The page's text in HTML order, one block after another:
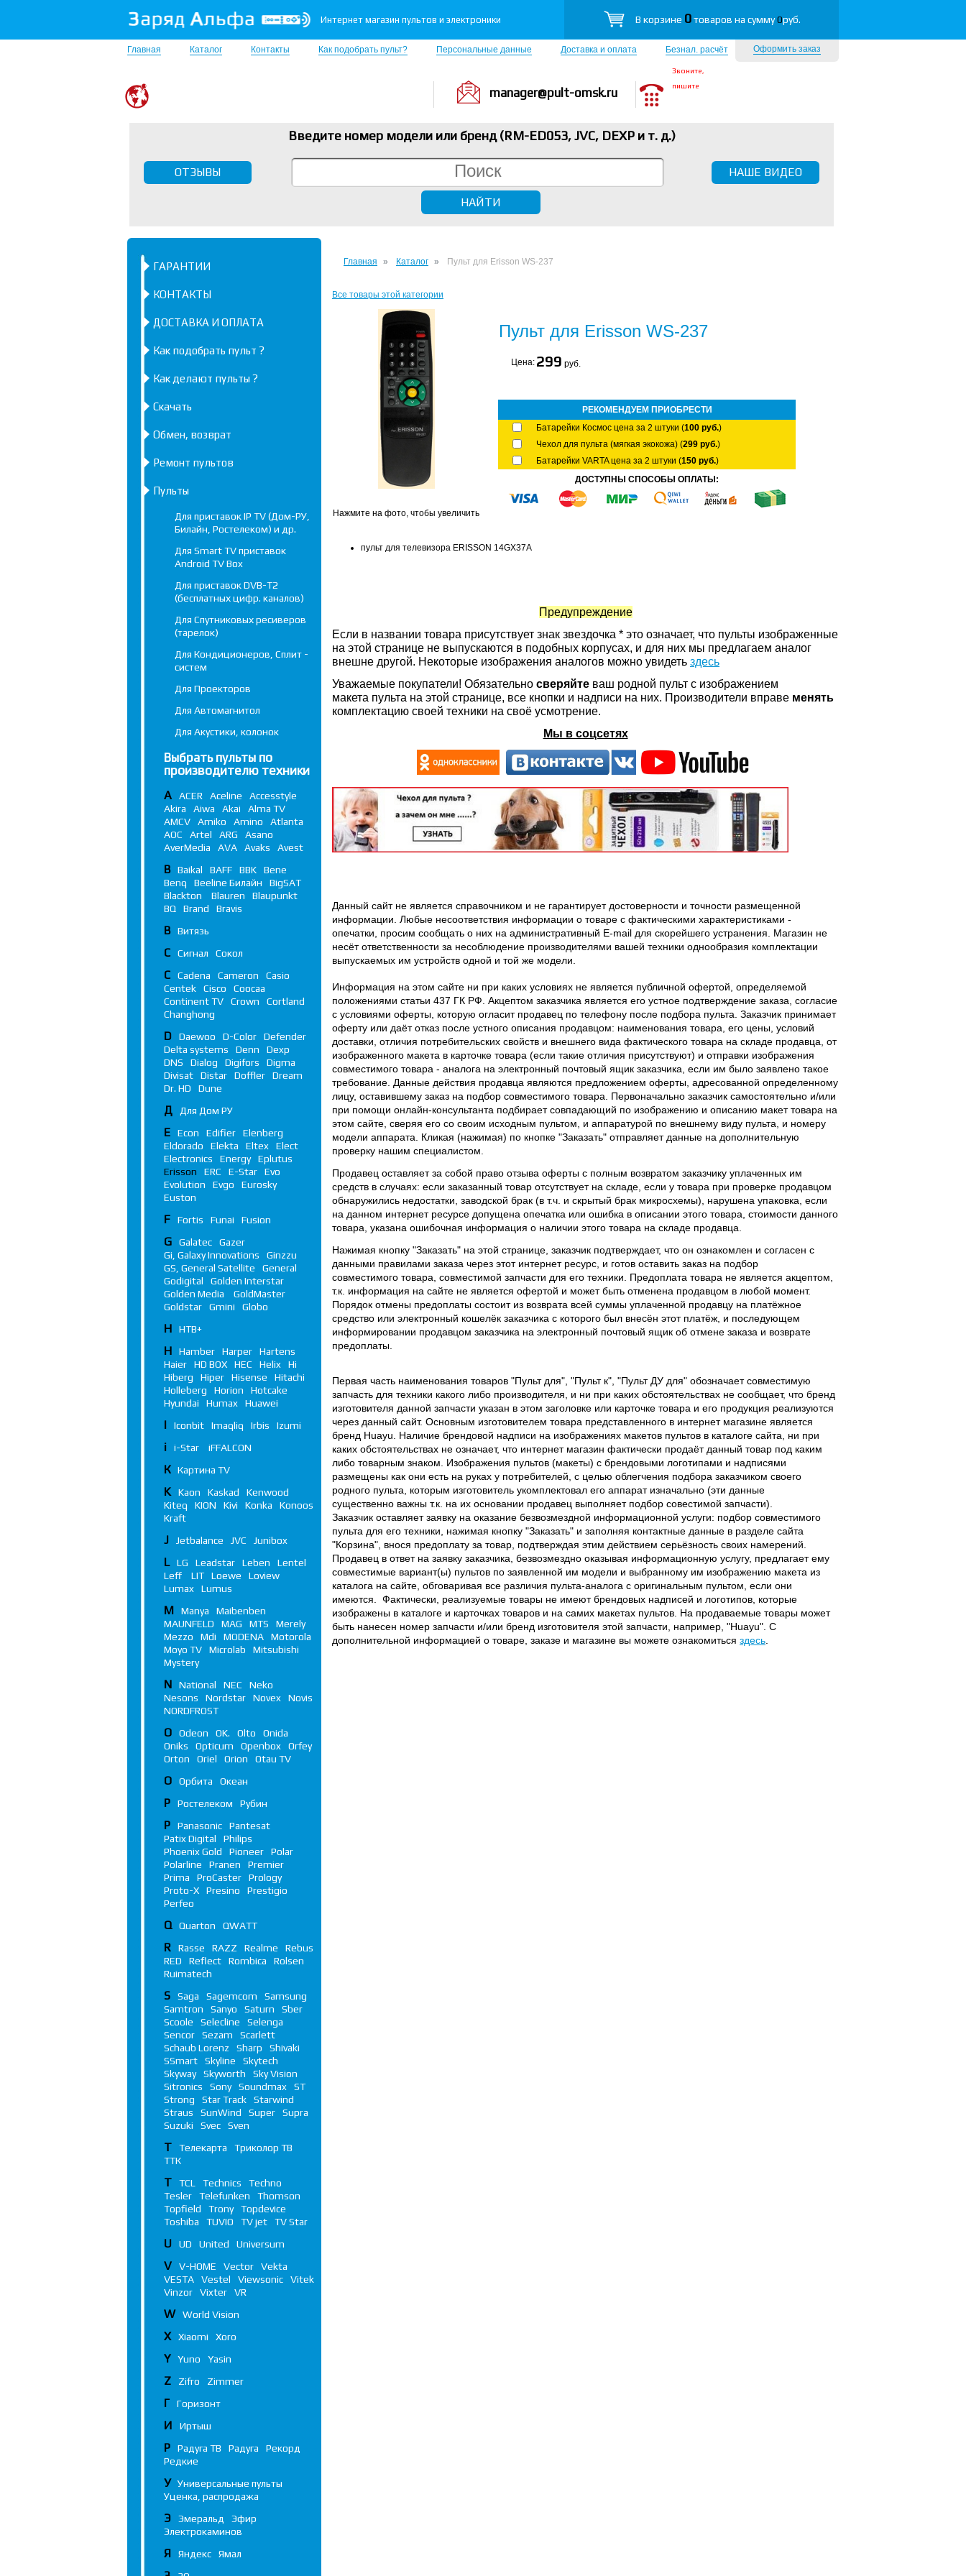
Интернет магазин пультов и электроники В корзине 0товаров на сумму0руб.
Оформить заказ
Главная Каталог Контакты Как подобрать пульт? Персональные данные Доставка и оплата Безнал. расчёт
manager@pult-omsk.ru
Звоните,
пишите
Введите номер модели или бренд (RM-ED053, JVC, DEXP и т. д.)
ОТЗЫВЫ НАШЕ ВИДЕО
Главная Каталог Пульт для Erisson WS-237
Все товары этой категории
Нажмите на фото, чтобы увеличить
Пульт для Erisson WS-237
Цена: 299 руб.
РЕКОМЕНДУЕМ ПРИОБРЕСТИ
Батарейки Космос цена за 2 штуки (100 руб.)
Чехол для пульта (мягкая экокожа) (299 руб.)
Батарейки VARTA цена за 2 штуки (150 руб.)
ДОСТУПНЫ СПОСОБЫ ОПЛАТЫ:
пульт для телевизора ERISSON 14GX37A
Предупреждение
Если в названии товара присутствует знак звездочка * это означает, что пульты изображенные
на этой странице не выпускаются в подобных корпусах, и для них мы предлагаем аналог
внешне другой. Некоторые изображения аналогов можно увидеть здесь
Уважаемые покупатели! Обязательно сверяйте ваш родной пульт с изображением
макета пульта на этой странице, все кнопки и надписи на них. Производители вправе менять
комплектацию своей техники на своё усмотрение.
Мы в соцсетях
Данный сайт не является справочником и не гарантирует достоверности и точности размещенной
информации. Любые несоответствия информации о товаре с фактическими характеристиками -
опечатки, просим сообщать о них на административный E-mail для скорейшего устранения. Магазин не
несёт ответственности за несоблюдение производителями вашей техники однообразия комплектации
выпускаемых им устройств одной и той же модели.
Информация на этом сайте ни при каких условиях не является публичной офертой, определяемой
положениями статьи 437 ГК РФ. Акцептом заказчика является его устное подтверждение заказа, согласие
с условиями оферты, которую огласит продавец по телефону после подбора пульта. Заказчик принимает
оферту или даёт отказ после устного описания продавцом: наименования товара, его цены, условий
доставки, отличия потребительских свойств и внешнего вида фактического товара на складе продавца, от
изображенного макета в карточке товара (если такие отличия присутствуют) и отправки изображения
совместимого товара - аналога на электронный почтовый ящик заказчика, если им было заявлено такое
требование. Данные действия продавца являются предложением оферты, адресованной определенному
лицу, оставившему заказ на подбор совместимого товара. Первоначально заказчик самостоятельно и/или
при помощи онлайн-консультанта подбирает совпадающий по изображению и описанию макет товара на
этом сайте, сверяя его со своим исходным пультом, и аппаратурой по внешнему виду пульта, и номеру
модели аппарата. Кликая (нажимая) по кнопке "Заказать" отправляет данные на дополнительную
проверку нашим специалистом.
Продавец оставляет за собой право отзыва оферты с полным возвратом заказчику уплаченных им
средств в случаях: если заказанный товар отсутствует на складе, если у товара при проверке продавцом
обнаружились недостатки, заводской брак (в т.ч. и скрытый брак микросхемы), нарушена упаковка, если
на данном интернет ресурсе допущена опечатка или ошибка в описании этого товара, стоимости данного
товара, указана ошибочная информация о наличии этого товара на складе продавца.
Нажимая кнопку "Заказать" на этой странице, заказчик подтверждает, что он ознакомлен и согласен с
данными правилами заказа через этот интернет ресурс, и готов оставить заказ на подбор
совместимого товара, совместимой запчасти для его техники. Предоплата товара не является акцептом,
т.к. информация на сайте не является офертой и может быть отменена продавцом в любой момент.
Порядок отмены предоплаты состоит из возврата всей суммы уплаченной продавцу на платёжное
средство или электронный кошелёк заказчика с которого был внесён этот платёж, и последующем
информировании продавцом заказчика на электронный почтовый ящик об отмене заказа и возврате
предоплаты.
Первая часть наименования товаров "Пульт для", "Пульт к", "Пульт ДУ для" обозначает совместимую
запчасть для техники какого либо производителя, и ни при каких обстоятельствах не сообщает, что бренд
изготовителя данной запчасти указан в этом заголовке или карточке товара и его продукция реализуются
через данный сайт. Основным изготовителем товара представленного в интернет магазине является
бренд Huayu. Наличие брендовой надписи на изображениях макетов пультов в каталоге сайта, ни при
каких обстоятельствах не означает, что интернет магазин фактически продаёт данный товар под каким
либо товарным знаком. Изображения пультов (макеты) с брендовыми логотипами и надписями
размещены как они есть на руках у потребителей, с целью облегчения подбора заказчиком своего
родного пульта, которым изготовитель укомплектовал его аппарат изначально (эти данные
существенно важны т.к. на их основании продавец выполняет подбор совестимой запчасти).
Заказчик оставляет заявку на оказание безвозмездной информационной услуги: подбор совместимого
пульта для его техники, нажимая кнопку "Заказать" и заполняя контактные данные в разделе сайта
"Корзина", внося предоплату за товар, подтверждая этим действием серьёзность своих намерений.
Продавец в ответ на заявку заказчика, безвозмездно оказывая информационную услугу, предлагает ему
совместимые вариант(ы) пультов по заявленной им модели и выбранному им изображению макета из
каталога на сайте, обговаривая все различия пульта-аналога с оригинальным пультом, если они
имеются. Фактически, реализуемые товары не имеют брендовых надписей и логотипов, которые
изображены в каталоге и карточках товаров и на самих макетах пультов. На продаваемые товары может
быть нанесен номер запчасти и/или бренд изготовителя этой запчасти, например, "Huayu". С
дополнительной информацией о товаре, заказе и магазине вы можете ознакомиться здесь
ГАРАНТИИ
КОНТАКТЫ
ДОСТАВКА И ОПЛАТА
Как подобрать пульт ?
Как делают пульты ?
Скачать
Обмен, возврат
Ремонт пультов
Пульты
Для приставок IP TV (Дом-РУ,
Билайн, Ростелеком) и др.
Для Smart TV приставок
Android TV Box
Для приставок DVB-T2
(бесплатных цифр. каналов)
Для Спутниковых ресиверов
(тарелок)
Для Кондиционеров, Сплит -
систем
Для Проекторов
Для Автомагнитол
Для Акустики, колонок
Выбрать пульты по
производителю техники
A ACER Aceline
Accesstyle
Akira
Aiwa Akai
Alma TV
AMCV
Amiko Amino
Atlanta
AOC
Artel ARG
Asano
AverMedia
AVA Avaks Avest
B Baikal BAFF BBK
Bene
Benq
Beeline Билайн
BigSAT
Blackton
Blauren
Blaupunkt
BQ
Brand Bravis
В Витязь
С Сигнал Сокол
C Cadena Cameron
Casio
Centek
Cisco
Coocaa
Continent TV
Crown
Cortland
Changhong
D Daewoo D-Color
Defender
Delta systems
Denn
Dexp
DNS
Dialog Digifors
Digma
Divisat
Distar Doffler
Dream
Dr. HD
Dune
Д Для Дом РУ
E Econ Edifier
Elenberg
Eldorado
Elekta Eltex
Elect
Electronics
Energy
Eplutus
Erisson
ERC E-Star
Evo
Evolution
Evgo
Eurosky
Euston
F Fortis Funai Fusion
G Galatec
Gazer
Gi, Galaxy Innovations
Ginzzu
GS, General Satellite
General
Godigital
Golden Interstar
Golden Media
GoldMaster
Goldstar
Gmini Globo
Н НТВ+
H Hamber Harper
Hartens
Haier
HD BOX HEC Helix
Hi
Hiberg
Hiper Hisense
Hitachi
Holleberg
Horion
Hotcake
Hyundai
Humax Huawei
I Iconbit Imaqliq Irbis Izumi
i i-Star iFFALСON
К Картина TV
K Kaon Kaskad
Kenwood
Kiteq
KION Kivi Konka
Konoos
Kraft
J Jetbalance JVC Junibox
L LG Leadstar Leben
Lentel
Leff
LIT Loewe
Loview
Lumax
Lumus
M Manya
Maibenben
MAUNFELD
MAG MTS
Merely
Mezzo
Mdi MODENA
Motorola
Moyo TV
Microlab
Mitsubishi
Mystery
N National NEC
Neko
Nesons
Nordstar Novex
Novis
NORDFROST
O Odeon OK. Olto
Onida
Oniks
Opticum Openbox
Orfey
Orton
Oriel Orion Otau TV
О Орбита Океан
Р Ростелеком Рубин
P Panasonic
Pantesat
Patix Digital
Philips
Phoenix Gold
Pioneer
Polar
Polarline
Pranen
Premier
Prima
ProCaster
Prology
Proto-X
Presino
Prestigio
Perfeo
Q Quarton QWATT
R Rasse RAZZ Realme
Rebus
RED
Reflect Rombica
Rolsen
Ruimatech
S Saga Sagemcom
Samsung
Samtron
Sanyo Saturn
Sber
Scoole
Selecline
Selenga
Sencor
Sezam
Scarlett
Schaub Lorenz
Sharp
Shivaki
SSmart
Skyline
Skytech
Skyway
Skyworth
Sky Vision
Sitronics
Sony Soundmax
ST
Strong
Star Track
Starwind
Straus
SunWind Super
Supra
Suzuki
Svec Sven
Т Телекарта
Триколор ТВ
ТТК
T TCL Technics
Techno
Tesler
Telefunken
Thomson
Topfield
Trony
Topdevice
Toshiba
TUVIO TV jet TV Star
U UD United Universum
V V-HOME Vector
Vekta
VESTA
Vestel Viewsonic
Vitek
Vinzor
Vixter VR
W World Vision
X Xiaomi Xoro
Y Yuno Yasin
Z Zifro Zimmer
Г Горизонт
И Иртыш
Р Радуга ТВ Радуга
Рекорд
Редкие
У
Универсальные пульты
Уценка, распродажа
Э Эмеральд
Эфир
Электрокаминов
Я Яндекс Ямал